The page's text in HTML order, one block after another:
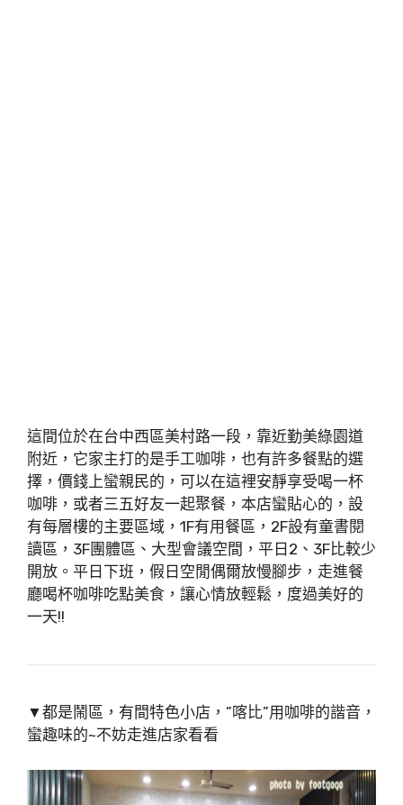
這間位於在台中西區美村路一段，靠近勤美綠園道
附近，它家主打的是手工咖啡，也有許多餐點的選
擇，價錢上蠻親民的，可以在這裡安靜享受喝一杯
咖啡，或者三五好友一起聚餐，本店蠻貼心的，設
有每層樓的主要區域，1F有用餐區，2F設有童書閱
讀區，3F團體區、大型會議空間，平日2、3F比較少
開放。平日下班，假日空閒偶爾放慢腳步，走進餐
廳喝杯咖啡吃點美食，讓心情放輕鬆，度過美好的
一天!!
▼都是鬧區，有間特色小店，”喀比”用咖啡的諧音，
蠻趣味的~不妨走進店家看看